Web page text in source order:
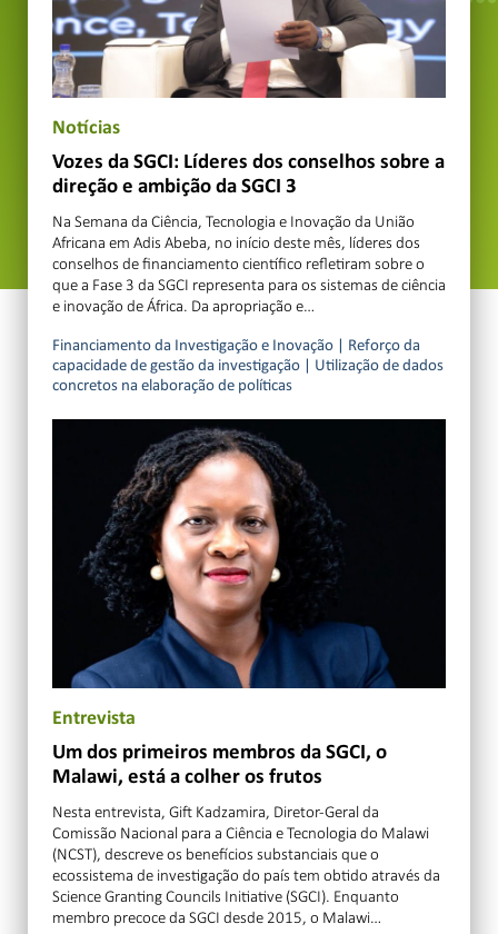
Notícias
Vozes da SGCI: Líderes dos conselhos sobre a
direção e ambição da SGCI 3
Na Semana da Ciência, Tecnologia e Inovação da União
Africana em Adis Abeba, no início deste mês, líderes dos
conselhos de financiamento científico refletiram sobre o
que a Fase 3 da SGCI representa para os sistemas de ciência
e inovação de África. Da apropriação e…
Financiamento da Investigação e Inovação
Reforço da
capacidade de gestão da investigação
Utilização de dados
concretos na elaboração de políticas
Entrevista
Um dos primeiros membros da SGCI, o
Malawi, está a colher os frutos
Nesta entrevista, Gift Kadzamira, Diretor-Geral da
Comissão Nacional para a Ciência e Tecnologia do Malawi
(NCST), descreve os benefícios substanciais que o
ecossistema de investigação do país tem obtido através da
Science Granting Councils Initiative (SGCI). Enquanto
membro precoce da SGCI desde 2015, o Malawi…